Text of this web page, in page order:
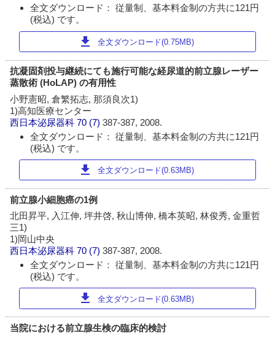
全文ダウンロード： 従量制、基本料金制の方共に121円
(税込) です。
download 全文ダウンロード(0.75MB)
抗凝固剤投与継続にても施行可能な経尿道的前立腺レーザー
蒸散術 (HoLAP) の有用性
小野憲昭, 倉繁拓志, 那須良次1)
1)高知医療センター
西日本泌尿器科 70 (7)387-387, 2008.
全文ダウンロード： 従量制、基本料金制の方共に121円
(税込) です。
download 全文ダウンロード(0.63MB)
前立腺小細胞癌の1例
北田昇平, 入江伸, 坪井啓, 秋山博伸, 橋本英昭, 林俊秀, 金重哲
三1)
1)岡山中央
西日本泌尿器科 70 (7)387-387, 2008.
全文ダウンロード： 従量制、基本料金制の方共に121円
(税込) です。
download 全文ダウンロード(0.63MB)
当院における前立腺生検の臨床的検討